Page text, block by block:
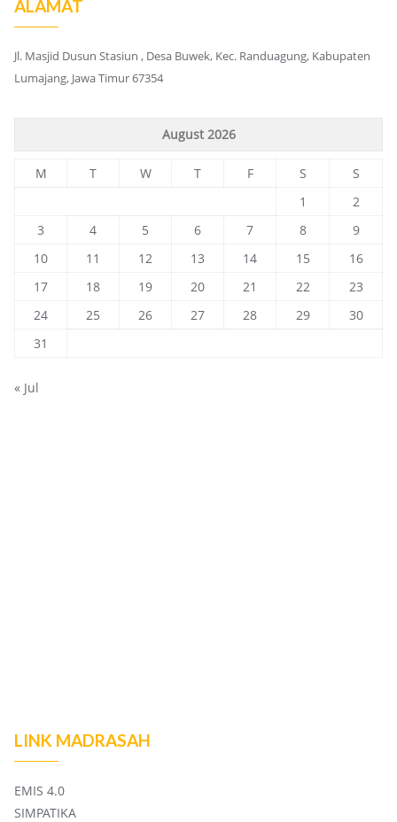
ALAMAT
Jl. Masjid Dusun Stasiun , Desa Buwek, Kec. Randuagung, Kabupaten
Lumajang, Jawa Timur 67354
August 2026
M T W T F S
S
1
2
3
4 5 6 7 8
9
10
11 12 13 14 15
16
17
18 19 20 21 22
23
24
25 26 27 28 29
30
31
« Jul
LINK MADRASAH
EMIS 4.0
SIMPATIKA